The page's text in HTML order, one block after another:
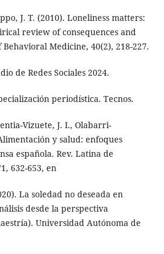
J. T. (2010). Loneliness matters:
review of consequences and
Medicine, 40(2), 218-227.
de Redes Sociales 2024.
periodística. Tecnos.
Vizuete, J. I., Olabarri-
y salud: enfoques
española. Rev. Latina de
632-653, en
La soledad no deseada en
desde la perspectiva
Universidad Autónoma de